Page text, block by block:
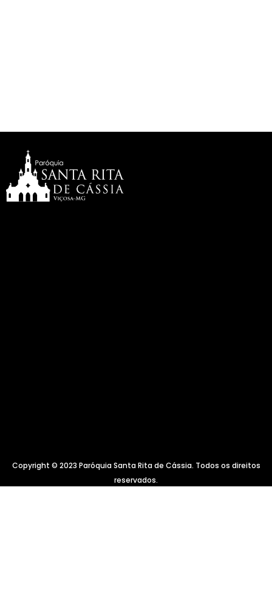
Copyright © 2023 Paróquia Santa Rita de Cássia. Todos os direitos
reservados.